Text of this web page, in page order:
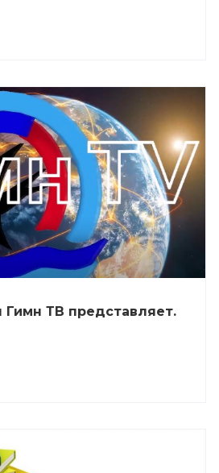
Гимн ТВ представляет.